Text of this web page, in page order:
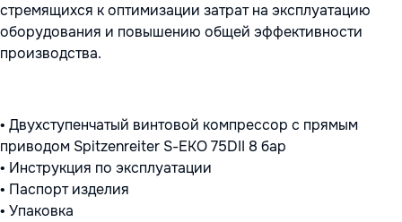
стремящихся к оптимизации затрат на эксплуатацию
оборудования и повышению общей эффективности
производства.
• Двухступенчатый винтовой компрессор с прямым
приводом Spitzenreiter S-EKO 75DII 8 бар
• Инструкция по эксплуатации
• Паспорт изделия
• Упаковка